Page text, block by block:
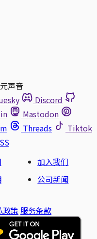
声音
Discord
Mastodon
Threads
Tiktok
加入我们
公司新闻
政策 服务条款